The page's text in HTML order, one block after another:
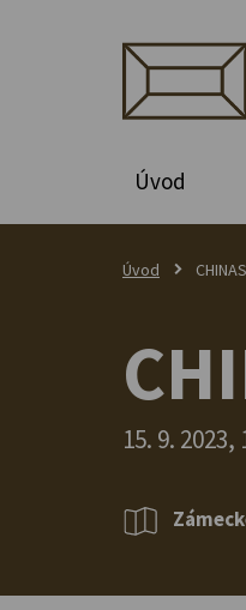
Úvod
Úvod
15. 9. 2023,